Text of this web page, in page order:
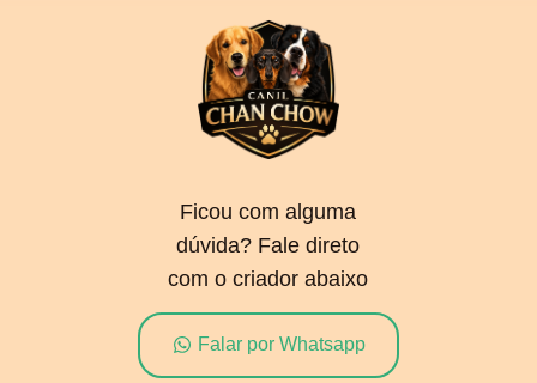
Ficou com alguma
dúvida? Fale direto
com o criador abaixo
Falar por Whatsapp